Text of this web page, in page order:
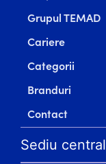
Grupul TEMAD
Cariere
Categorii
Branduri
Contact
Sediu central